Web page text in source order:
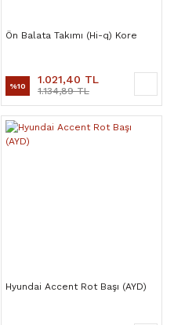
Ön Balata Takımı (Hi-q) Kore
%10 1.021,40 TL
1.134,89 TL
Hyundai Accent Rot Başı (AYD)